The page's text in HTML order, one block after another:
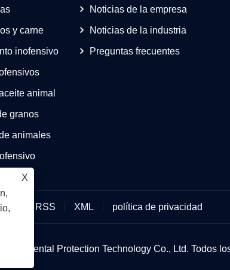
y carne
inofensivo
animal
granos
animales
Noticias de la empresa
Noticias de la industria
Preguntas frecuentes
RSS XML política de privacidad
Protection Technology Co., Ltd. Todos
X